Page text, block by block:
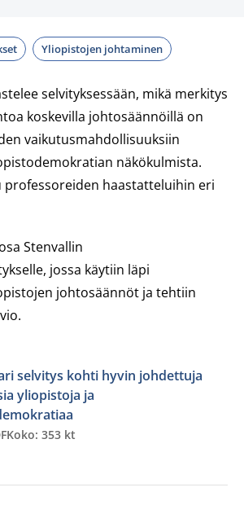
Yliopistojen johtaminen
selvityksessään, mikä merkitys
koskevilla johtosäännöillä on
vaikutusmahdollisuuksiin
näkökulmista.
professoreiden haastatteluihin eri
Stenvallin
jossa käytiin läpi
johtosäännöt ja tehtiin
selvitys kohti hyvin johdettuja
yliopistoja ja
Koko: 353 kt